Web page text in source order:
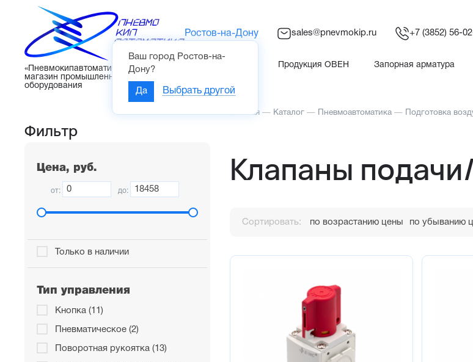
«Пневмокипавтоматика» – интернет-
магазин промышленного
оборудования
Ростов-на-Дону
Ваш город Ростов-на-
Дону?
Да Выбрать другой
sales@pnevmokip.ru +7 (3852) 56-
Продукция ОВЕН Запорная арматура
Фильтр
Цена, руб.
от: до:
Только в наличии
Тип управления
Кнопка (11)
Пневматическое (2)
Поворотная рукоятка (13)
Главная — Каталог — Пневмоавтоматика — Подготовка
Клапаны
Сортировать: по возрастанию цены по убыванию